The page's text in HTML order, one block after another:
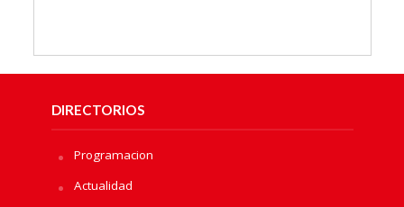
DIRECTORIOS
Programacion
Actualidad